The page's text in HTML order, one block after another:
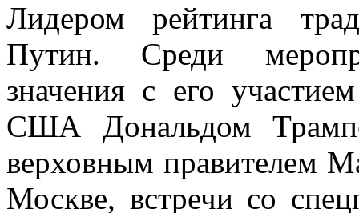
Лидером рейтинга
Путин. Среди
значения с его
США Дональдом
верховным правителем
Москве, встречи со